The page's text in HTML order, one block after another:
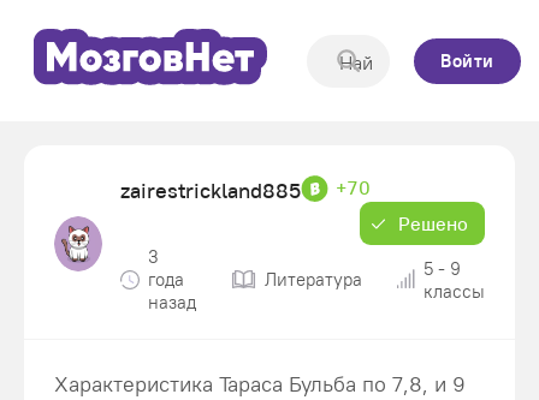
Войти
zairestrickland885
+70
Решено
3
года
назад
Литература
5 - 9
классы
Характеристика Тараса Бульба по 7,8, и 9